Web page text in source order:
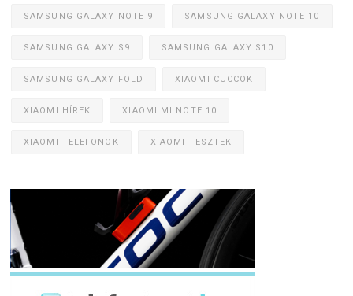
SAMSUNG GALAXY NOTE 9 SAMSUNG GALAXY NOTE 10
SAMSUNG GALAXY S9 SAMSUNG GALAXY S10
SAMSUNG GALAXY FOLD XIAOMI CUCCOK
XIAOMI HÍREK XIAOMI MI NOTE 10
XIAOMI TELEFONOK XIAOMI TESZTEK